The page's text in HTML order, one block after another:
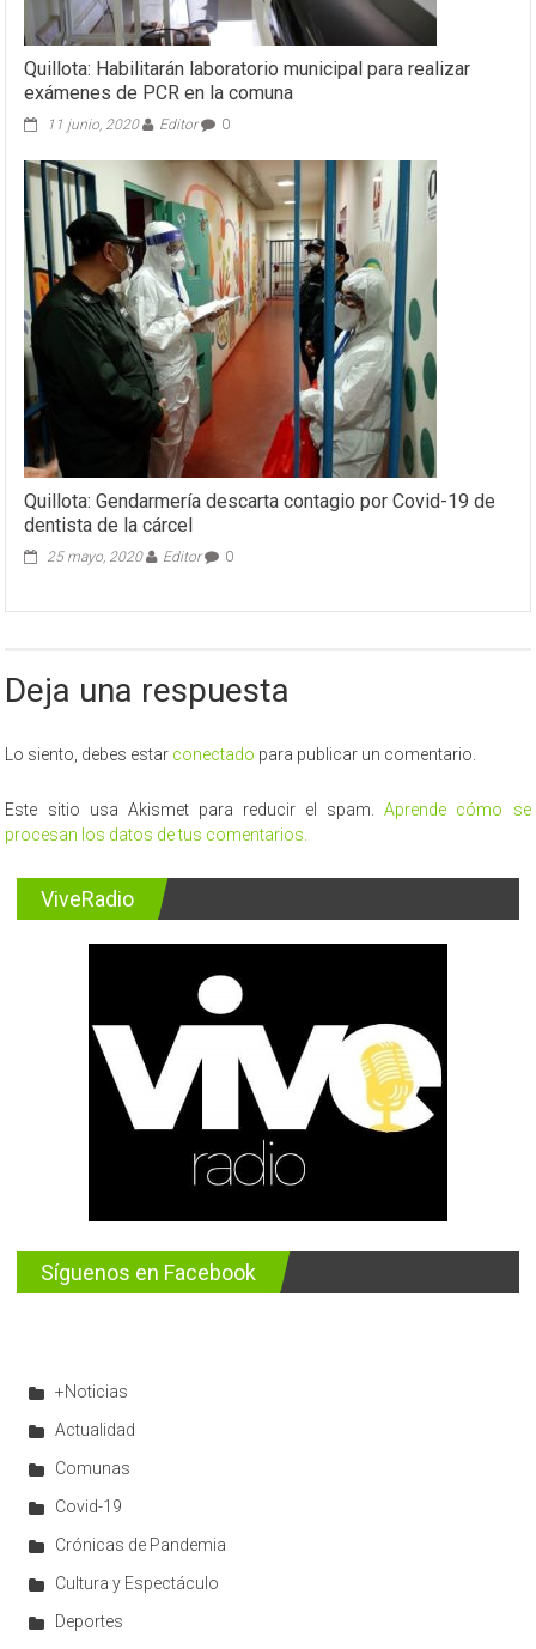
Quillota: Habilitarán laboratorio municipal para realizar
exámenes de PCR en la comuna
11 junio, 2020 Editor 0
Quillota: Gendarmería descarta contagio por Covid-19 de
dentista de la cárcel
25 mayo, 2020 Editor 0
Deja una respuesta
Lo siento, debes estar conectado para publicar un comentario.
Este sitio usa Akismet para reducir el spam.Aprende cómo se
procesan los datos de tus comentarios.
ViveRadio
Síguenos en Facebook
+Noticias
Actualidad
Comunas
Covid-19
Crónicas de Pandemia
Cultura y Espectáculo
Deportes